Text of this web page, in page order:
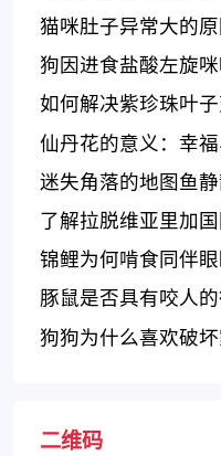
猫咪肚子异常大的原
狗因进食盐酸左旋咪
如何解决紫珍珠叶子
仙丹花的意义：幸
迷失角落的地图鱼
了解拉脱维亚里加
优势和特点
锦鲤为何啃食同伴
吗？
豚鼠是否具有咬人的
狗狗为什么喜欢破坏
二维码